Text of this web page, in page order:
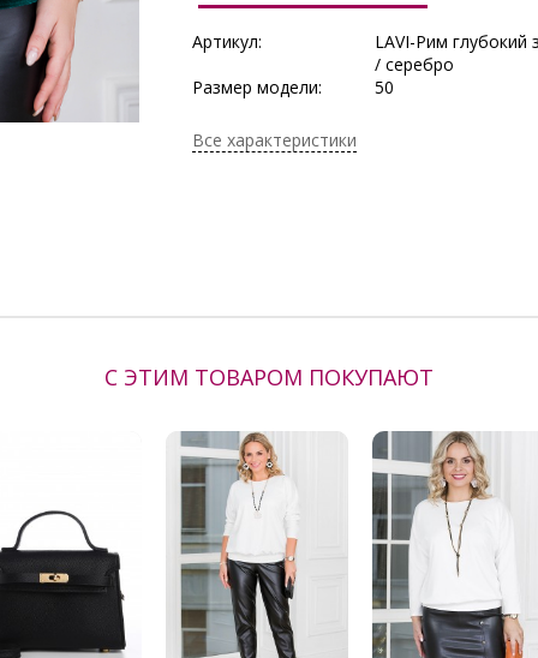
Артикул:
LAVI-Рим глубокий
/ серебро
Размер модели:
50
Состав:
Все характеристики
С ЭТИМ ТОВАРОМ ПОКУПАЮТ